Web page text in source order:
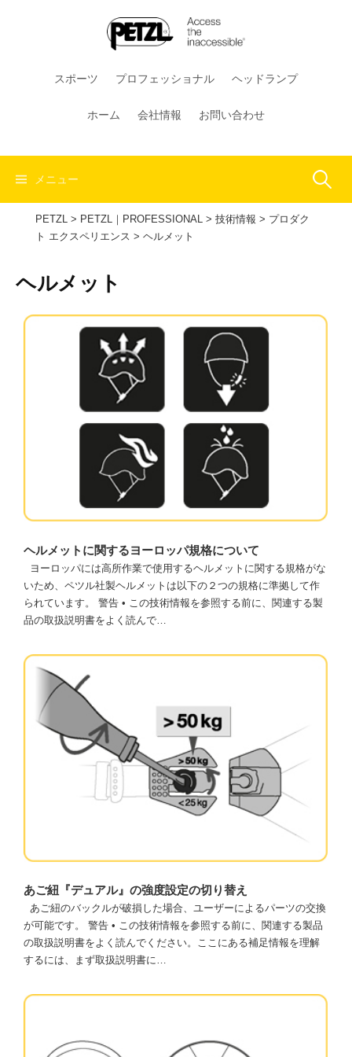
スポーツ プロフェッショナル ヘッドランプ
ホーム 会社情報 お問い合わせ
メニュー 検
PETZL > PETZL｜PROFESSIONAL > 技術情報 > プロダク
ト エクスペリエンス > ヘルメット
ヘルメット
ヘルメットに関するヨーロッパ規格について
ヨーロッパには高所作業で使用するヘルメットに関する規格がな
いため、ペツル社製ヘルメットは以下の２つの規格に準拠して作
られています。 警告 • この技術情報を参照する前に、関連する製
品の取扱説明書をよく読んで…
あご紐『デュアル』の強度設定の切り替え
あご紐のバックルが破損した場合、ユーザーによるパーツの交換
が可能です。 警告 • この技術情報を参照する前に、関連する製品
の取扱説明書をよく読んでください。ここにある補足情報を理解
するには、まず取扱説明書に…